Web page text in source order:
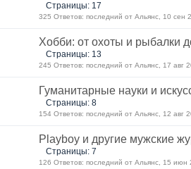
Страницы: 17
325 Ответов: последний от Альянс, 10 сен
Хобби: от охоты и рыбалки
Страницы: 13
245 Ответов: последний от Альянс, 17 авг
Гуманитарные науки и
Страницы: 8
154 Ответов: последний от Альянс, 12 авг
Playboy и другие мужские
Страницы: 7
126 Ответов: последний от Альянс, 15 июн